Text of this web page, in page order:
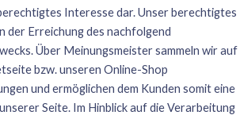
Interesse dar. Unser berechtigtes
der Erreichung des nachfolgend
Über Meinungsmeister sammeln wir auf
bzw. unseren Online-Shop
und ermöglichen dem Kunden somit eine
Seite. Im Hinblick auf die Verarbeitung